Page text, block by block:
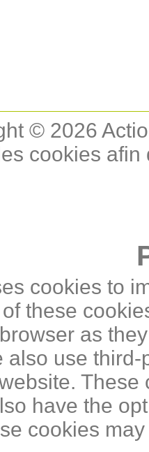
© 2026
cookies
cookies to
these
as
also use
have the
cookies